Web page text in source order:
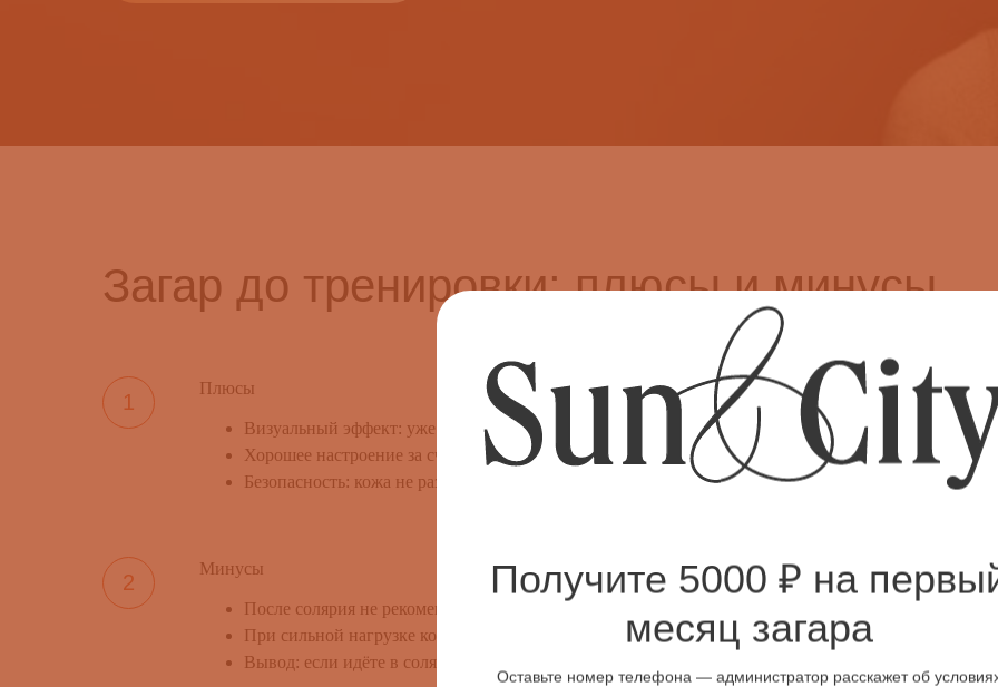
Загар до тренировки: плюсы и минусы
Плюсы
Визуальный эффект: уже на тренировке вы выглядите свежо и с оттенком загара;
Хорошее настроение за счёт выработки эндорфинов после солярия;
Безопасность: кожа не разогрета, сосуды не расширены.
Минусы
После солярия не рекомендуется потеть: это может снизить эффект загара;
При сильной нагрузке кожа может раздражаться, особенно если не нанести уходовые средства.
Вывод: если идёте в солярий до спорта, выбирайте утренние процедуры и давайте коже время
Получите 5000 ₽ на
месяц загара
Оставьте номер телефона — администратор расскажет об